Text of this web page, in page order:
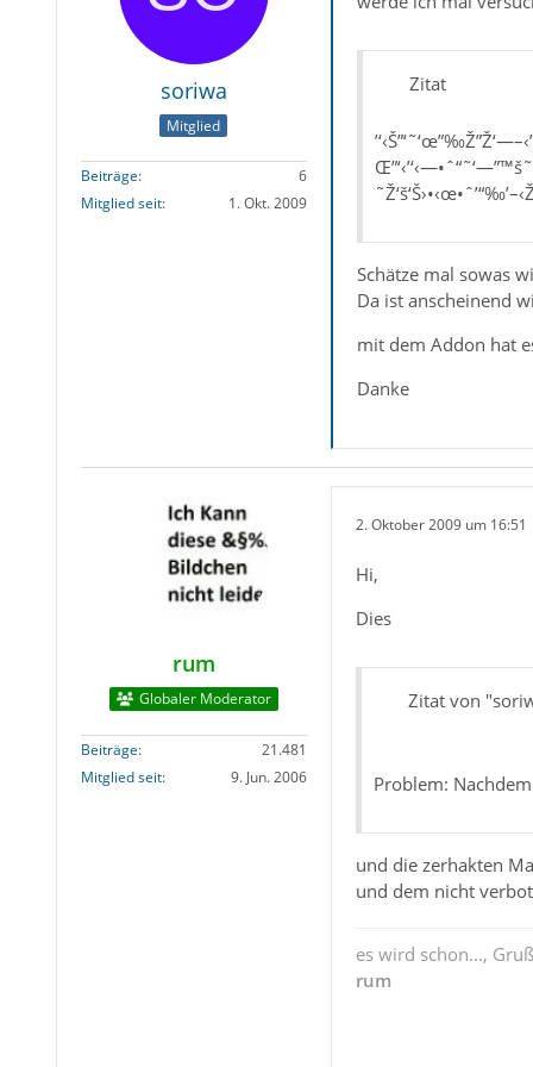
soriwa
Mitglied
Beiträge
6
Mitglied seit
1. Okt. 2009
Zitat
Schätze mal sowas
Da ist anscheinend
mit dem Addon hat
Danke
rum
Globaler Moderator
Beiträge
21.481
Mitglied seit
9. Jun. 2006
2. Oktober 2009 um 16:51
Hi,
Dies
Zitat von
Problem:
und die zerhakten
und dem nicht
es wird schon..., Gruß
rum